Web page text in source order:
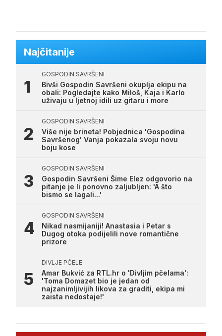
Najčitanije
GOSPODIN SAVRŠENI
Bivši Gospodin Savršeni okuplja ekipu na
obali: Pogledajte kako Miloš, Kaja i Karlo
uživaju u ljetnoj idili uz gitaru i more
GOSPODIN SAVRŠENI
Više nije brineta! Pobjednica 'Gospodina
Savršenog' Vanja pokazala svoju novu
boju kose
GOSPODIN SAVRŠENI
Gospodin Savršeni Šime Elez odgovorio na
pitanje je li ponovno zaljubljen: 'A što
bismo se lagali...'
GOSPODIN SAVRŠENI
Nikad nasmijaniji! Anastasia i Petar s
Dugog otoka podijelili nove romantične
prizore
DIVLJE PČELE
Amar Bukvić za RTL.hr o 'Divljim pčelama':
'Toma Domazet bio je jedan od
najzanimljivijih likova za graditi, ekipa mi
zaista nedostaje!'